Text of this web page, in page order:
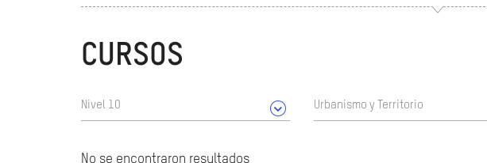
CURSOS
Nivel 10 Urbanismo y Territorio
No se encontraron resultados